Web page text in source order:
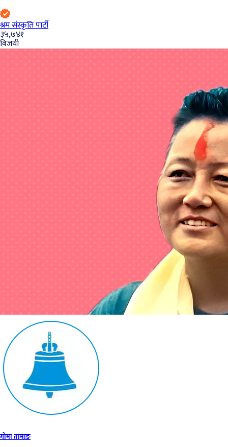
श्रम संस्कृति पार्टी
३५,७४१
विजयी
गोमा तामाङ